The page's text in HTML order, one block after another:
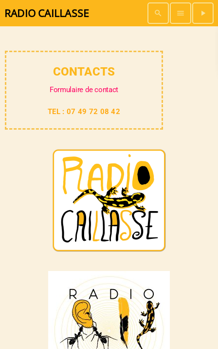
RADIO CAILLASSE search menu play_arrow
CONTACTS
Formulaire de contact
TEL : 07 49 72 08 42